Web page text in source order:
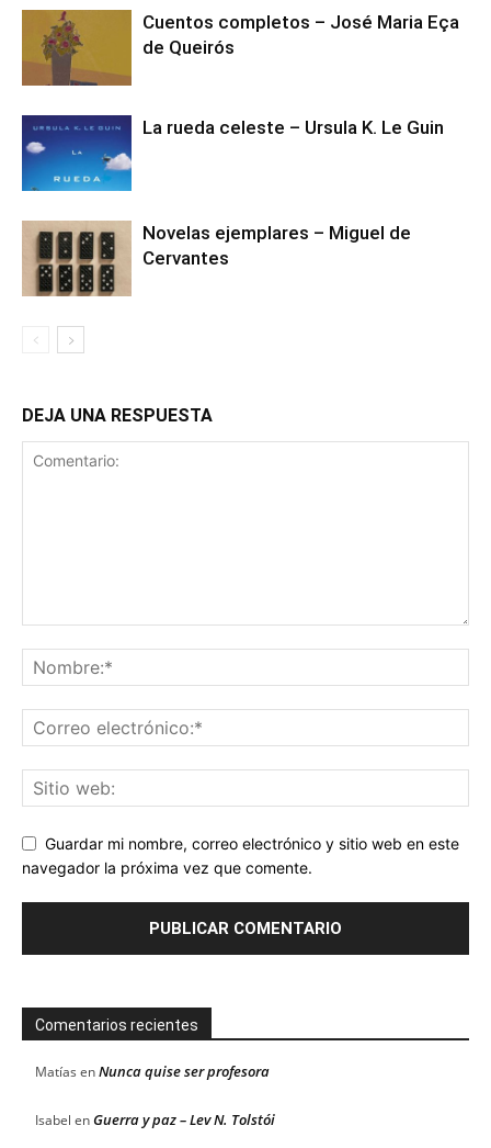
Cuentos completos – José Maria Eça
de Queirós
La rueda celeste – Ursula K. Le Guin
Novelas ejemplares – Miguel de
Cervantes
DEJA UNA RESPUESTA
Guardar mi nombre, correo electrónico y sitio web en este
navegador la próxima vez que comente.
Comentarios recientes
Matías enNunca quise ser profesora
Isabel enGuerra y paz – Lev N. Tolstói